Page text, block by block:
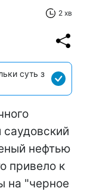
2 хв
суть з
нефтью
привело к
на "черное